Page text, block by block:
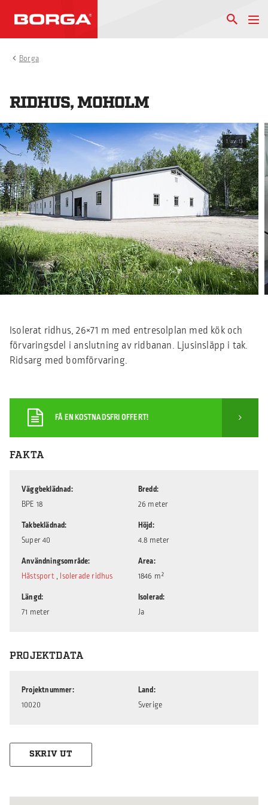
Borga
RIDHUS, MOHOLM
1 av 13
Isolerat ridhus, 26×71 m med entresolplan med kök och
förvaringsdel i anslutning av ridbanan. Ljusinsläpp i tak.
Ridsarg med bomförvaring.
FÅ EN KOSTNADSFRI OFFERT!
FAKTA
Väggbeklädnad
BPE 18
Takbeklädnad
Super 40
Användningsområde
Hästsport , Isolerade ridhus
Längd
71 meter
Bredd
26 meter
Höjd
4.8 meter
Area
1846 m²
Isolerad
Ja
PROJEKTDATA
Projektnummer
10020
Land
Sverige
SKRIV UT